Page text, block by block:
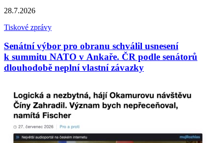
28.7.2026
Tiskové zprávy
Senátní výbor pro obranu schválil usnesení
k summitu NATO v Ankaře. ČR podle senátorů
dlouhodobě neplní vlastní závazky